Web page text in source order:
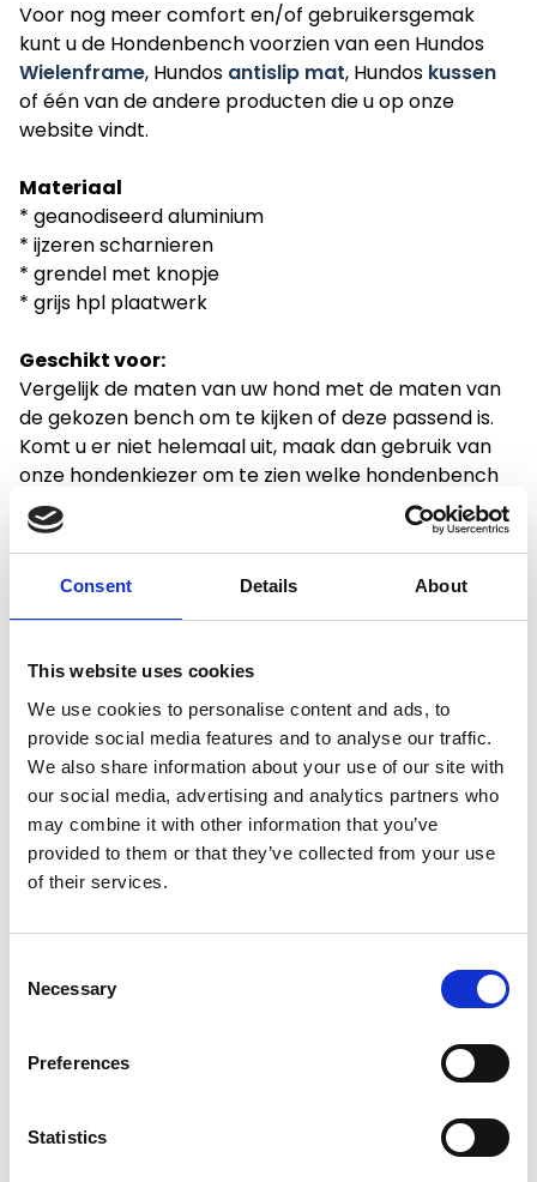
Consent Details About
This website uses cookies
We use cookies to personalise content and ads, to
provide social media features and to analyse our traffic.
We also share information about your use of our site with
our social media, advertising and analytics partners who
may combine it with other information that you’ve
provided to them or that they’ve collected from your use
of their services.
Selection
Necessary
Preferences
Statistics
Voor nog meer comfort en/of gebruikersgemak
kunt u de Hondenbench voorzien van een Hundos
Wielenframe, Hundos antislip mat, Hundos kussen
of één van de andere producten die u op onze
website vindt.
Materiaal
* geanodiseerd aluminium
* ijzeren scharnieren
* grendel met knopje
* grijs hpl plaatwerk
Geschikt voor:
Vergelijk de maten van uw hond met de maten van
de gekozen bench om te kijken of deze passend is.
Komt u er niet helemaal uit, maak dan gebruik van
onze hondenkiezer om te zien welke hondenbench
het beste is voor uw hond. Toch liever maatwerk?
Vraag dan een offerte aan via het formulier.
Productspecificaties
Gewicht
17 kg
Voorraad
13
Artikelcode
803218
Merk:Hundos
Hundos Hondenbench model DK